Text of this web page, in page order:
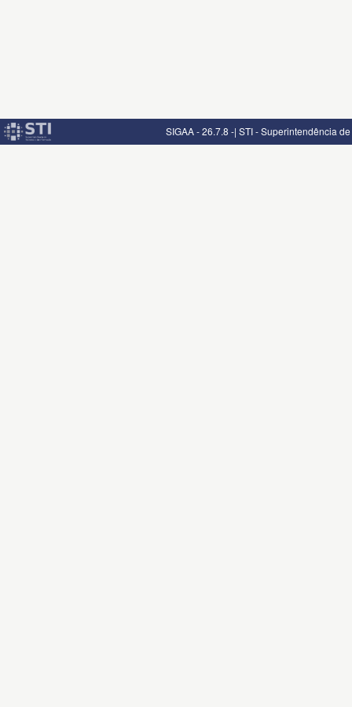
SIGAA - 26.7.8 -| STI - Superintendência